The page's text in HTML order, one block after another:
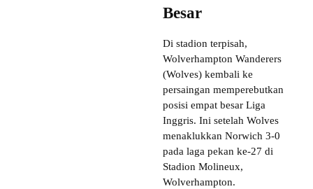
Besar
Di stadion terpisah,
Wolverhampton Wanderers
(Wolves) kembali ke
persaingan memperebutkan
posisi empat besar Liga
Inggris. Ini setelah Wolves
menaklukkan Norwich 3-0
pada laga pekan ke-27 di
Stadion Molineux,
Wolverhampton.